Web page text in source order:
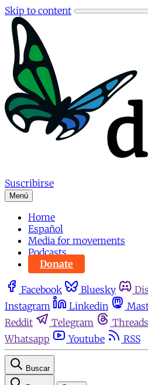
Skip to content
Suscribirse
Menú
Home
Español
Media for movements
Podcasts
Donate
Facebook Bluesky
Instagram
Linkedin
Reddit
Telegram Threads
Whatsapp
Youtube RSS
Buscar